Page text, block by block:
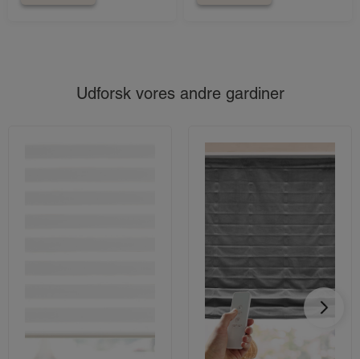
Udforsk vores andre gardiner